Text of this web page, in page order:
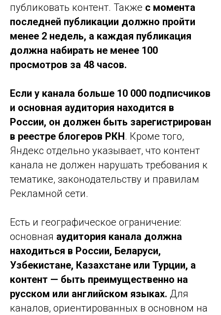
публиковать контент. Также с момента
последней публикации должно пройти
менее 2 недель, а каждая публикация
должна набирать не менее 100
просмотров за 48 часов.
Если у канала больше 10 000 подписчиков
и основная аудитория находится в
России, он должен быть зарегистрирован
в реестре блогеров РКН. Кроме того,
Яндекс отдельно указывает, что контент
канала не должен нарушать требования к
тематике, законодательству и правилам
Рекламной сети.
Есть и географическое ограничение:
основная аудитория канала должна
находиться в России, Беларуси,
Узбекистане, Казахстане или Турции, а
контент — быть преимущественно на
русском или английском языках. Для
каналов, ориентированных в основном на